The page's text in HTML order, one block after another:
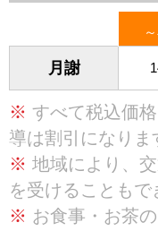
月謝
※ すべて税込価
導は割引になりま
※ 地域により、
を受けることもで
※ お食事・お茶